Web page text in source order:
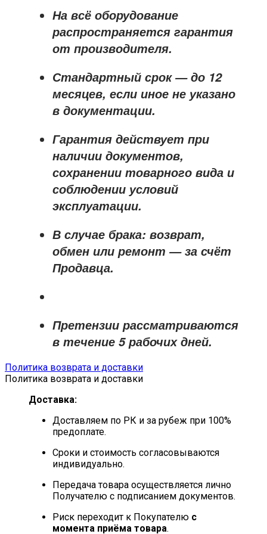
На всё оборудование
распространяется гарантия
от производителя.
Стандартный срок — до 12
месяцев, если иное не указано
в документации.
Гарантия действует при
наличии документов,
сохранении товарного вида и
соблюдении условий
эксплуатации.
В случае брака: возврат,
обмен или ремонт —за счёт
Продавца.
Претензии рассматриваются
в течение 5 рабочих дней.
Политика возврата и доставки
Политика возврата и доставки
Доставка:
Доставляем по РК и за рубеж при 100%
предоплате.
Сроки и стоимость согласовываются
индивидуально.
Передача товара осуществляется лично
Получателю с подписанием документов.
Риск переходит к Покупателю с
момента приёма товара.